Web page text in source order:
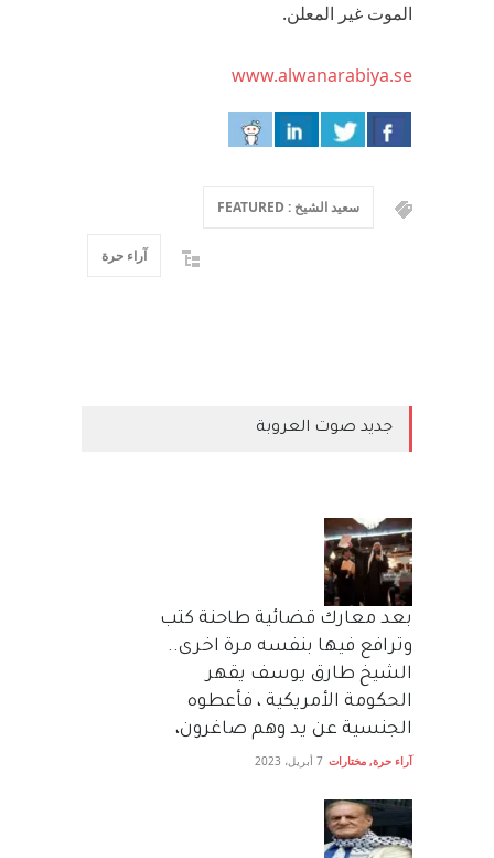
الموت غير المعلن.
www.alwanarabiya.se
سعيد الشيخ : FEATURED
آراء حرة
جديد صوت العروبة
بعد معارك قضائية طاحنة كتب
وترافع فيها بنفسه مرة اخرى..
الشيخ طارق يوسف يقهر
الحكومة الأمريكية ، فأعطوه
الجنسية عن يد وهم صاغرون،
آراء حرة, مختارات 7 أبريل، 2023